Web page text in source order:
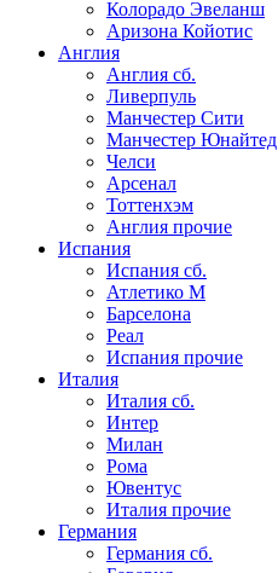
Колорадо Эвеланш
Аризона Койотис
Англия
Англия сб.
Ливерпуль
Манчестер Сити
Манчестер Юнайтед
Челси
Арсенал
Тоттенхэм
Англия прочие
Испания
Испания сб.
Атлетико М
Барселона
Реал
Испания прочие
Италия
Италия сб.
Интер
Милан
Рома
Ювентус
Италия прочие
Германия
Германия сб.